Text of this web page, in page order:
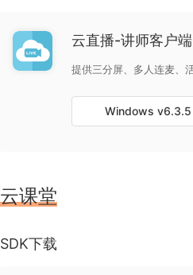
云直播-讲师客户端
提供三分屏、多人连麦、
Windows v6.3.5
云课堂
SDK下载